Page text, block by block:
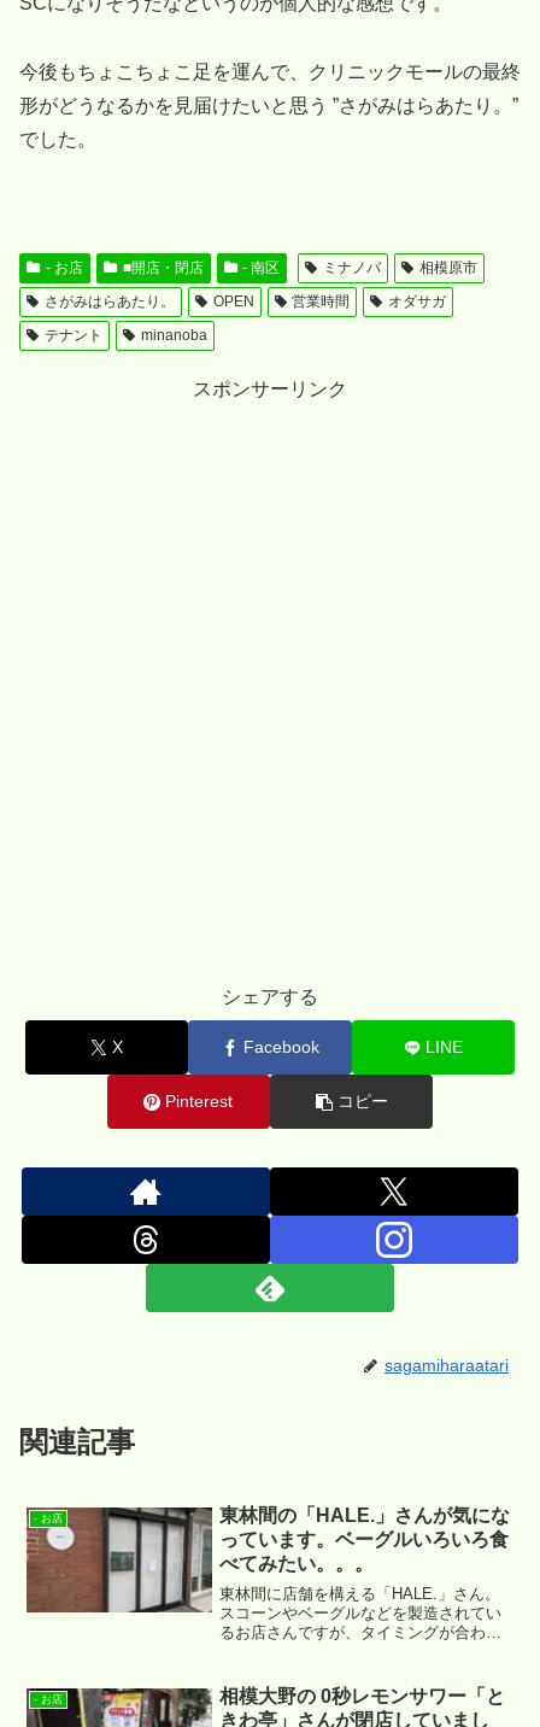
今後もちょこちょこ足を運んで、クリニックモールの最終
形がどうなるかを見届けたいと思う ”さがみはらあたり。”
でした。
- お店 ■開店・閉店 - 南区 ミナノバ
相模原市
さがみはらあたり。
OPEN 営業時間
オダサガ
テナント
minanoba
スポンサーリンク
シェアする
X Facebook LINE
Pinterest コピー
sagamiharaatari
関連記事
- お店
東林間の「HALE.」さんが気にな
っています。ベーグルいろいろ食
べてみたい。。。
東林間に店舗を構える「HALE.」さん。
スコーンやベーグルなどを製造されてい
るお店さんですが、タイミングが合わず
- お店
相模大野の 0秒レモンサワー「と
きわ亭」さんが閉店していまし